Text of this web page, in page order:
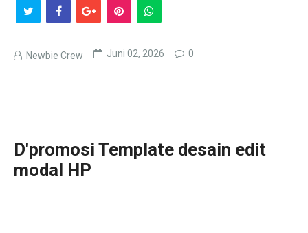
Newbie Crew Juni 02, 2026 0
D'promosi Template desain edit
modal HP